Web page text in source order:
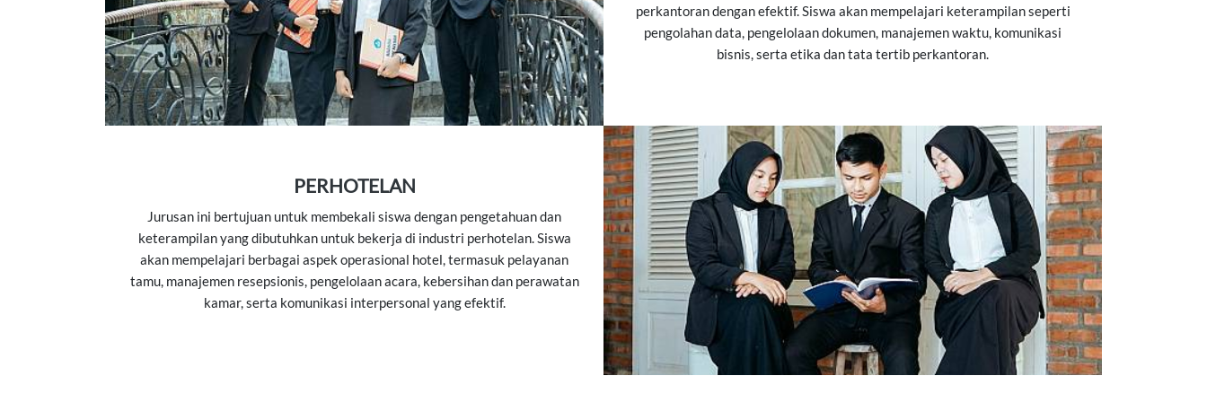
perkantoran dengan efektif. Siswa akan mempelajari keterampilan seperti
pengolahan data, pengelolaan dokumen, manajemen waktu, komunikasi
bisnis, serta etika dan tata tertib perkantoran.
PERHOTELAN
Jurusan ini bertujuan untuk membekali siswa dengan pengetahuan dan
keterampilan yang dibutuhkan untuk bekerja di industri perhotelan. Siswa
akan mempelajari berbagai aspek operasional hotel, termasuk pelayanan
tamu, manajemen resepsionis, pengelolaan acara, kebersihan dan perawatan
kamar, serta komunikasi interpersonal yang efektif.